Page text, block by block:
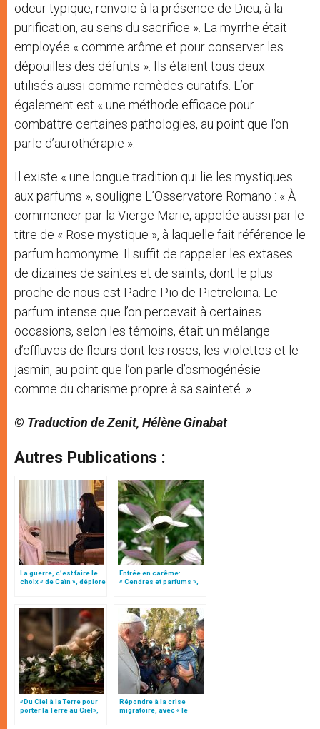
odeur typique, renvoie à la présence de Dieu, à la
purification, au sens du sacrifice ». La myrrhe était
employée « comme arôme et pour conserver les
dépouilles des défunts ». Ils étaient tous deux
utilisés aussi comme remèdes curatifs. L’or
également est « une méthode efficace pour
combattre certaines pathologies, au point que l’on
parle d’aurothérapie ».
Il existe « une longue tradition qui lie les mystiques
aux parfums », souligne L’Osservatore Romano : « À
commencer par la Vierge Marie, appelée aussi par le
titre de « Rose mystique », à laquelle fait référence le
parfum homonyme. Il suffit de rappeler les extases
de dizaines de saintes et de saints, dont le plus
proche de nous est Padre Pio de Pietrelcina. Le
parfum intense que l’on percevait à certaines
occasions, selon les témoins, était un mélange
d’effluves de fleurs dont les roses, les violettes et le
jasmin, au point que l’on parle d’osmogénésie
comme du charisme propre à sa sainteté. »
© Traduction de Zenit, Hélène Ginabat
Autres Publications :
La guerre, c’est faire le
choix « de Caïn », déplore
Entrée en carême:
« Cendres et parfums »,
«Du Ciel à la Terre pour
porter la Terre au Ciel»,
Répondre à la crise
migratoire, avec « le